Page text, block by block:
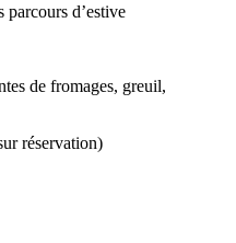
d’estive
de fromages, greuil,
réservation)